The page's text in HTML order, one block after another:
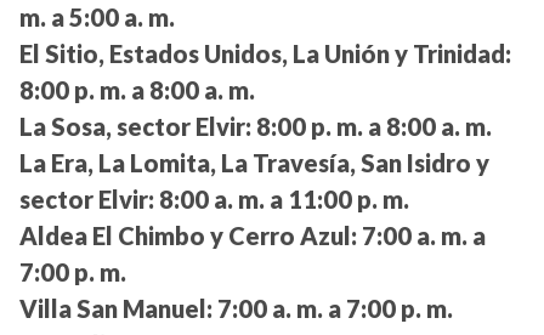
m. a 5:00 a. m.
El Sitio, Estados Unidos, La Unión y Trinidad:
8:00 p. m. a 8:00 a. m.
La Sosa, sector Elvir: 8:00 p. m. a 8:00 a. m.
La Era, La Lomita, La Travesía, San Isidro y
sector Elvir: 8:00 a. m. a 11:00 p. m.
Aldea El Chimbo y Cerro Azul: 7:00 a. m. a
7:00 p. m.
Villa San Manuel: 7:00 a. m. a 7:00 p. m.